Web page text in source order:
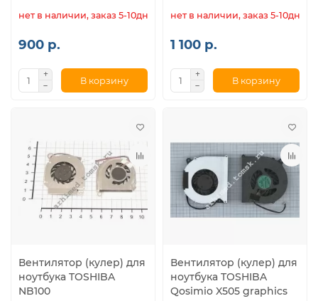
нет в наличии, заказ 5-10дн.
900 р.
В корзину
нет в наличии, заказ 5-10дн.
1 100 р.
В корзину
Вентилятор (кулер) для
ноутбука TOSHIBA
NB100
Вентилятор (кулер) для
ноутбука TOSHIBA
Qosimio X505 graphics